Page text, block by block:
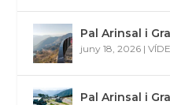
Pal Arinsal i
juny 18, 2026 |
Pal Arinsal i